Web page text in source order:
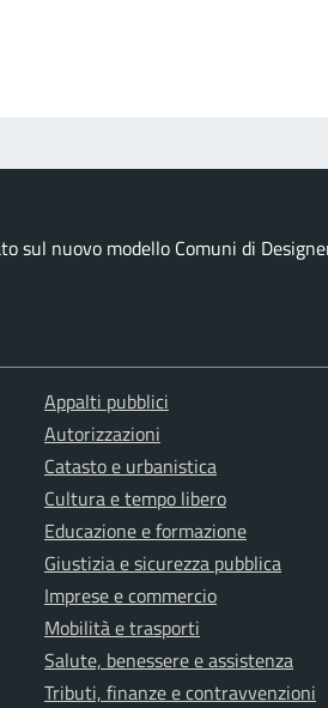
sul nuovo modello Comuni di
Appalti pubblici
Autorizzazioni
Catasto e urbanistica
Cultura e tempo libero
Educazione e formazione
Giustizia e sicurezza pubblica
Imprese e commercio
Mobilità e trasporti
Salute, benessere e assistenza
Tributi, finanze e contravvenzioni